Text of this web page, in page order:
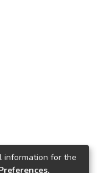
information for the